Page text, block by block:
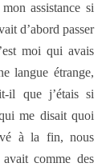
assistance si
d’abord passer
moi qui avais
langue étrange,
il que j’étais si
me disait quoi
à la fin, nous
comme des